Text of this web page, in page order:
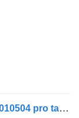
Potrubí MAN TGM 18.340 (01.05-) 51082010504 pro tahače MAN TGL, TGM, TGS, TGX (2005-2021)